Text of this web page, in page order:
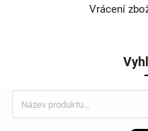
Vrácení